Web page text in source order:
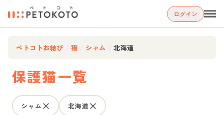
ログイン
ペトコトお結び 猫 シャム 北海道
保護猫一覧
シャム 北海道